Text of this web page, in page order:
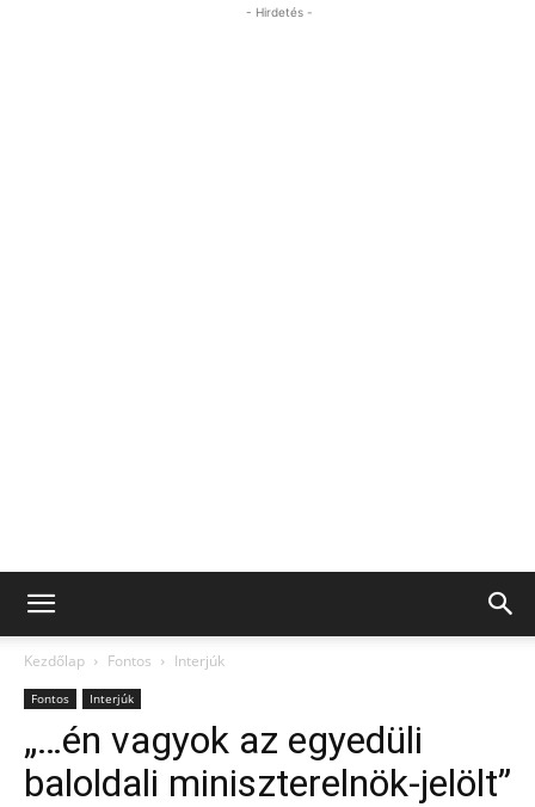
- Hirdetés -
Kezdőlap Fontos Interjúk
Fontos Interjúk
„…én vagyok az egyedüli
baloldali miniszterelnök-jelölt”